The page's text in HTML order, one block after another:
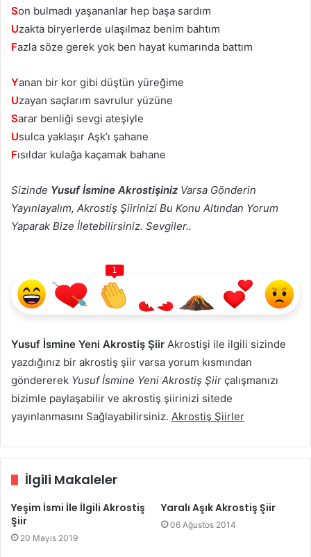
Son bulmadı yaşananlar hep başa sardım
Uzakta biryerlerde ulaşılmaz benim bahtım
Fazla söze gerek yok ben hayat kumarında battım
Yanan bir kor gibi düştün yüreğime
Uzayan saçlarım savrulur yüzüne
Sarar benliği sevgi ateşiyle
Usulca yaklaşır Aşk’ı şahane
Fısıldar kulağa kaçamak bahane
Sizinde Yusuf İsmine Akrostişiniz Varsa Gönderin
Yayınlayalım, Akrostiş Şiirinizi Bu Konu Altından Yorum
Yaparak Bize İletebilirsiniz. Sevgiler..
1
Yusuf İsmine Yeni Akrostiş Şiir Akrostişi ile ilgili sizinde
yazdığınız bir akrostiş şiir varsa yorum kısmından
göndererek Yusuf İsmine Yeni Akrostiş Şiir çalışmanızı
bizimle paylaşabilir ve akrostiş şiirinizi sitede
yayınlanmasını Sağlayabilirsiniz. Akrostiş Şiirler
İlgili Makaleler
Yeşim İsmi İle İlgili Akrostiş
Şiir
20 Mayıs 2019
Yaralı Aşık Akrostiş Şiir
06 Ağustos 2014